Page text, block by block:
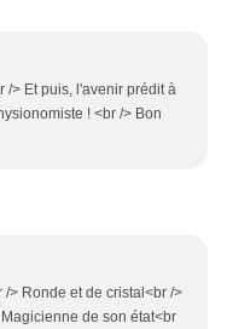
/> Et puis, l'avenir prédit à
! <br /> Bon
> Ronde et de cristal<br />
de son état<br